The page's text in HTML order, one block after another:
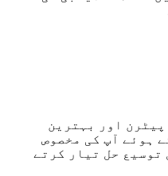
اور بہترین
ہوئے آپ کی مخصوص
توسیع حل تیار کرتے